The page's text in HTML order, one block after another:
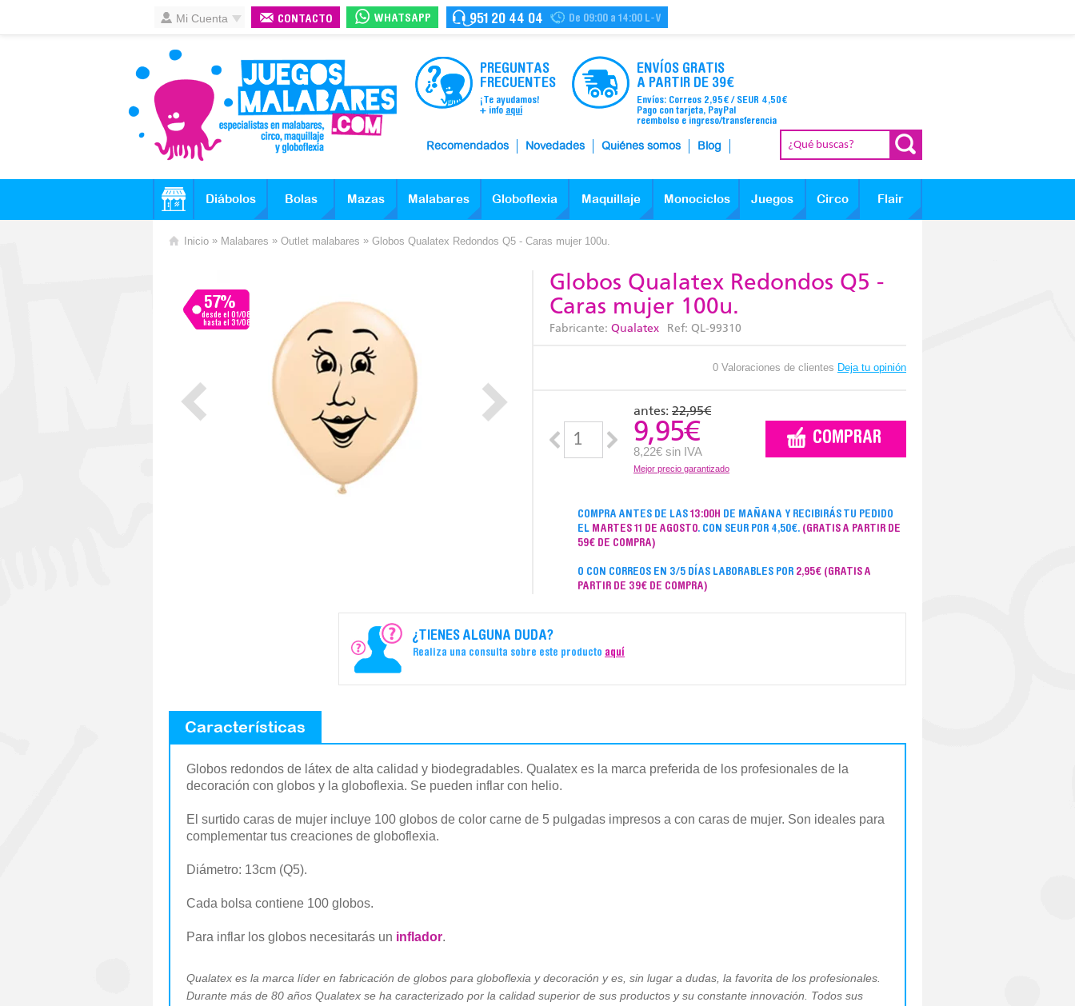
Mi Cuenta CONTACTO WHATSAPP 951 20 44 04 De 09:00 a 14:00 L-V
PREGUNTAS
FRECUENTES
¡Te ayudamos!
+ info aquí
ENVÍOS GRATIS
A PARTIR DE 39€
Envíos: Correos 2,95€ / SEUR 4,50€
Pago con tarjeta, PayPal
reembolso e ingreso/transferencia
Recomendados Novedades Quiénes somos Blog
Diábolos Bolas Mazas Malabares Globoflexia Maquillaje Monociclos Juegos Circo Flair
Inicio » Malabares » Outlet malabares » Globos Qualatex Redondos Q5 - Caras mujer 100u.
57%
desde el 01/08
hasta el 31/08
Globos Qualatex Redondos Q5 -
Caras mujer 100u.
Fabricante: Qualatex Ref: QL-99310
0 Valoraciones de clientes Deja tu opinión
antes: 22,95€
9,95€
8,22€ sin IVA
Mejor precio garantizado
COMPRA ANTES DE LAS 13:00H DE MAÑANA Y RECIBIRÁS TU PEDIDO
EL MARTES 11 DE AGOSTO. CON SEUR POR 4,50€. (GRATIS A PARTIR DE
59€ DE COMPRA)
O CON CORREOS EN 3/5 DÍAS LABORABLES POR 2,95€ (GRATIS A
PARTIR DE 39€ DE COMPRA)
¿TIENES ALGUNA DUDA?
Realiza una consulta sobre este producto aquí
Características
Globos redondos de látex de alta calidad y biodegradables. Qualatex es la marca preferida de los profesionales de la
decoración con globos y la globoflexia. Se pueden inflar con helio.
El surtido caras de mujer incluye 100 globos de color carne de 5 pulgadas impresos a con caras de mujer. Son ideales para
complementar tus creaciones de globoflexia.
Diámetro: 13cm (Q5).
Cada bolsa contiene 100 globos.
Para inflar los globos necesitarás un inflador.
Qualatex es la marca líder en fabricación de globos para globoflexia y decoración y es, sin lugar a dudas, la favorita de los profesionales.
Durante más de 80 años Qualatex se ha caracterizado por la calidad superior de sus productos y su constante innovación. Todos sus